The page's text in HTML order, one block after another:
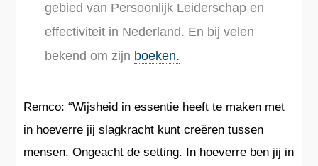
gebied van Persoonlijk Leiderschap en
effectiviteit in Nederland. En bij velen
bekend om zijn boeken.
Remco: “Wijsheid in essentie heeft te maken met
in hoeverre jijslagkracht kuntcreëren tussen
mensen. Ongeacht de setting. In hoeverre ben jij in